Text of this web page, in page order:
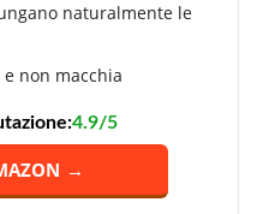
naturalmente le
non macchia
4.9/5
→